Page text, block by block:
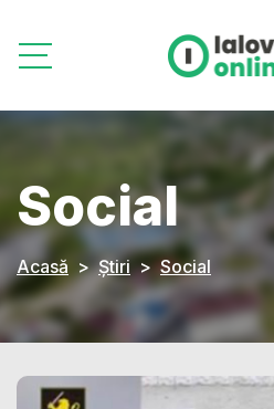
Social
Acasă Știri Social